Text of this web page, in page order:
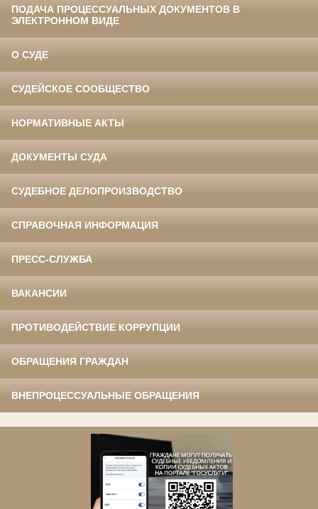
ПОДАЧА ПРОЦЕССУАЛЬНЫХ ДОКУМЕНТОВ В
ЭЛЕКТРОННОМ ВИДЕ
О СУДЕ
СУДЕЙСКОЕ СООБЩЕСТВО
НОРМАТИВНЫЕ АКТЫ
ДОКУМЕНТЫ СУДА
СУДЕБНОЕ ДЕЛОПРОИЗВОДСТВО
СПРАВОЧНАЯ ИНФОРМАЦИЯ
ПРЕСС-СЛУЖБА
ВАКАНСИИ
ПРОТИВОДЕЙСТВИЕ КОРРУПЦИИ
ОБРАЩЕНИЯ ГРАЖДАН
ВНЕПРОЦЕССУАЛЬНЫЕ ОБРАЩЕНИЯ